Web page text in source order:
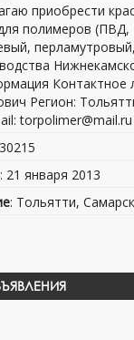
приобрести
полимеров
Контактное
Регион:
torpolimer@mail.ru
: 21 января 2013
: Тольятти,